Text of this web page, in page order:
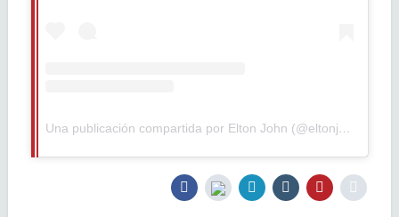
Una publicación compartida por Elton John (@eltonjohn)